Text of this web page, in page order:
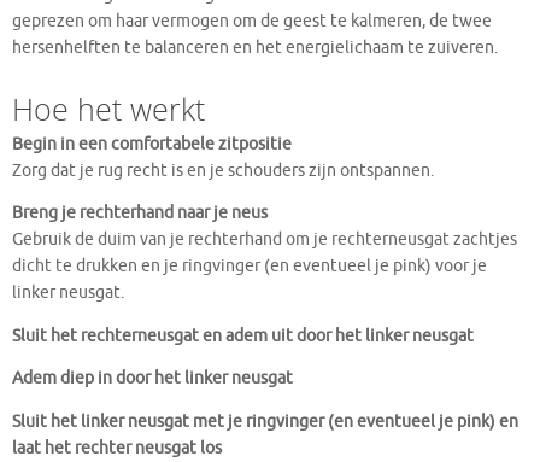
geprezen om haar vermogen om de geest te kalmeren, de twee
hersenhelften te balanceren en het energielichaam te zuiveren.
Hoe het werkt
Begin in een comfortabele zitpositie
Zorg dat je rug recht is en je schouders zijn ontspannen.
Breng je rechterhand naar je neus
Gebruik de duim van je rechterhand om je rechterneusgat zachtjes
dicht te drukken en je ringvinger (en eventueel je pink) voor je
linker neusgat.
Sluit het rechterneusgat en adem uit door het linker neusgat
Adem diep in door het linker neusgat
Sluit het linker neusgat met je ringvinger (en eventueel je pink) en
laat het rechter neusgat los